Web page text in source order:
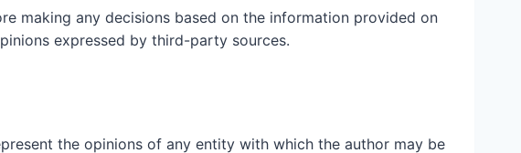
making any decisions based on the information provided on
expressed by third-party sources.
the opinions of any entity with which the author may be